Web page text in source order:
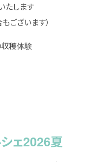
たします
ございます）
収穫体験
ェ2026夏